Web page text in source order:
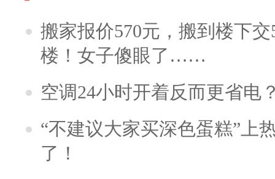
搬家报价570元，搬到楼下
楼！女子傻眼了……
空调24小时开着反而更省电
“不建议大家买深色蛋糕”上
了！